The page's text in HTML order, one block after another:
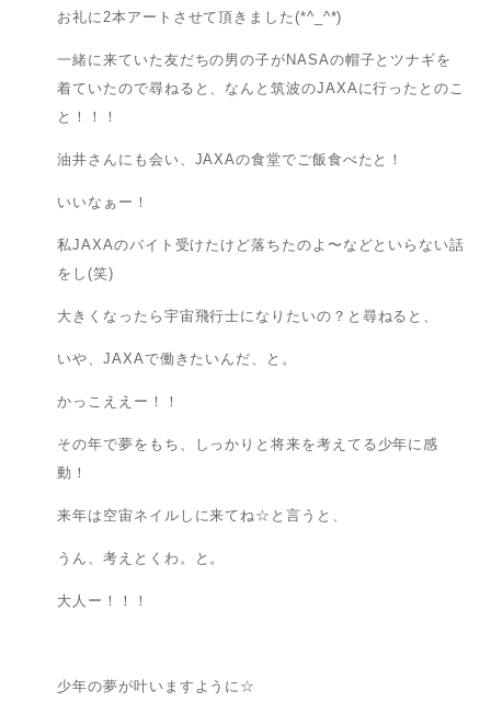
お礼に2本アートさせて頂きました(*^_^*)
一緒に来ていた友だちの男の子がNASAの帽子とツナギを
着ていたので尋ねると、なんと筑波のJAXAに行ったとのこ
と！！！
油井さんにも会い、JAXAの食堂でご飯食べたと！
いいなぁー！
私JAXAのバイト受けたけど落ちたのよ〜などといらない話
をし(笑)
大きくなったら宇宙飛行士になりたいの？と尋ねると、
いや、JAXAで働きたいんだ、と。
かっこええー！！
その年で夢をもち、しっかりと将来を考えてる少年に感
動！
来年は空宙ネイルしに来てね☆と言うと、
うん、考えとくわ。と。
大人ー！！！
少年の夢が叶いますように☆